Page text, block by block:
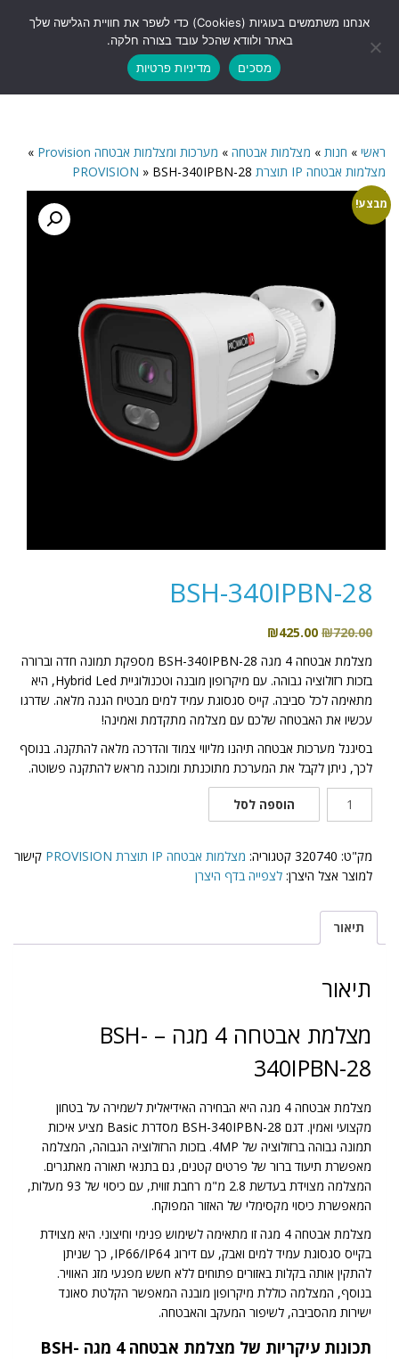
תפריט
ראשי » חנות » מצלמות אבטחה » מערכות ומצלמות אבטחה Provision
»
מצלמות אבטחה IP תוצרת PROVISION
» BSH-340IPBN-28
מבצע!
BSH-340IPBN-28
₪720.00
המחיר
היה:
₪720.00.
₪425.00
הוא:
₪425.00.
מצלמת אבטחה 4 מגה BSH-340IPBN-28 מספקת תמונה חדה וברורה
בזכות רזולוציה גבוהה. עם מיקרופון מובנה וטכנולוגיית Hybrid Led, היא
מתאימה לכל סביבה. קייס סגסוגת עמיד למים מבטיח הגנה מלאה. שדרגו
עכשיו את האבטחה שלכם עם מצלמה מתקדמת ואמינה!
בסיגנל מערכות אבטחה תיהנו מליווי צמוד והדרכה מלאה להתקנה. בנוסף
לכך, ניתן לקבל את המערכת מתוכנתת ומוכנה מראש להתקנה פשוטה.
340IPBN-
28
הוספה לסל
מק"ט: 320740 קטגוריה: מצלמות אבטחה IP תוצרת PROVISION
קישור
למוצר אצל היצרן: לצפייה בדף היצרן
תיאור
תיאור
מצלמת אבטחה 4 מגה – BSH-
340IPBN-28
מצלמת אבטחה 4 מגה היא הבחירה האידיאלית לשמירה על בטחון
מקצועי ואמין. דגם BSH-340IPBN-28 מסדרת Basic מציע איכות
תמונה גבוהה ברזולוציה של 4MP. בזכות הרזולוציה הגבוהה, המצלמה
מאפשרת תיעוד ברור של פרטים קטנים, גם בתנאי תאורה מאתגרים.
המצלמה מצוידת בעדשת 2.8 מ"מ רחבת זווית, עם כיסוי של 93 מעלות,
המאפשרת כיסוי מקסימלי של האזור המפוקח.
מצלמת אבטחה 4 מגה זו מתאימה לשימוש פנימי וחיצוני. היא מצוידת
בקייס סגסוגת עמיד למים ואבק, עם דירוג IP66/IP64, כך שניתן
להתקין אותה בקלות באזורים פתוחים ללא חשש מפגעי מזג האוויר.
בנוסף, המצלמה כוללת מיקרופון מובנה המאפשר הקלטת סאונד
ישירות מהסביבה, לשיפור המעקב והאבטחה.
תכונות עיקריות של מצלמת אבטחה 4 מגה BSH-
אנחנו משתמשים בעוגיות (Cookies) כדי לשפר את חוויית הגלישה שלך
באתר ולוודא שהכל עובד בצורה חלקה.
מסכים
מדיניות פרטיות